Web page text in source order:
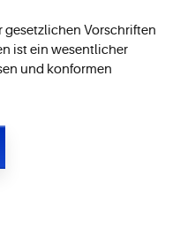
gesetzlichen Vorschriften
ist ein wesentlicher
und konformen